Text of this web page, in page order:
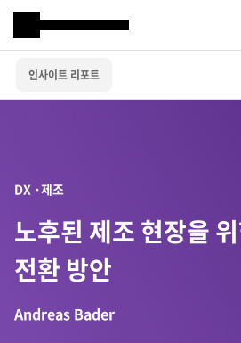
Samsung SDS
인사이트 리포트
IT서비스
디지털 혁신
DX ·제조
노후된 제조 현장을
전환 방안
Andreas Bader